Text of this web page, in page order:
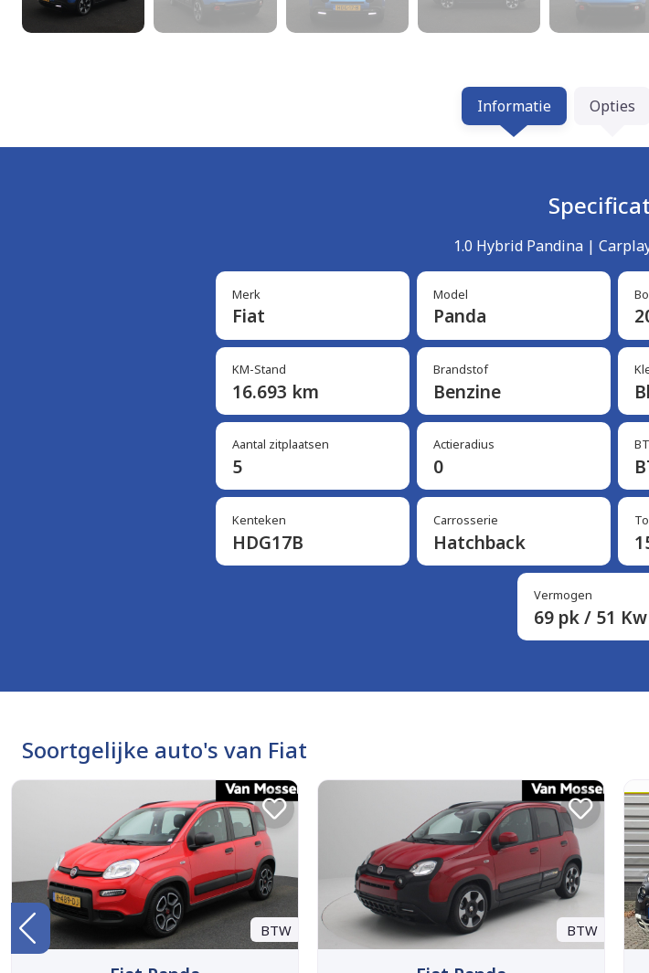
Informatie Opties
1.0 Hybrid Pandina |
Merk
Fiat
Model
Panda
KM-Stand
16.693 km
Brandstof
Benzine
Aantal zitplaatsen
5
Actieradius
0
Kenteken
HDG17B
Carrosserie
Hatchback
Vermogen
69 pk / 51 Kw
Soortgelijke auto's van Fiat
BTW BTW